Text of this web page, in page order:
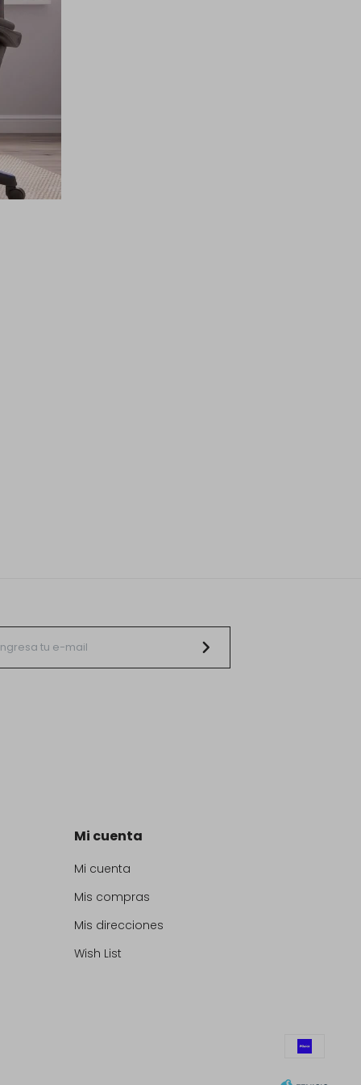
Mi cuenta
Mi cuenta
Mis compras
Mis direcciones
Wish List